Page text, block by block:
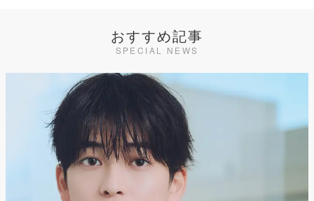
おすすめ記事
SPECIAL NEWS